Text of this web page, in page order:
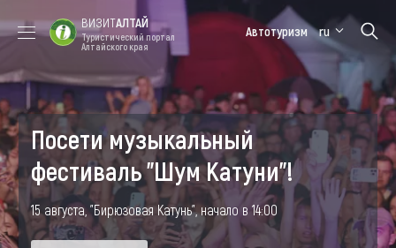
Форум VISIT
ALTAI
Цветение
маральника
Медицинский
форум
Алтайская
зимовка
Туры
Где побывать
Чем заняться
ВИЗИТАЛТАЙ
Туристический портал
Алтайского края
Автотуризм ru
Посети музыкальный
фестиваль "Шум Катуни"!
15 августа, "Бирюзовая Катунь", начало в 14:00